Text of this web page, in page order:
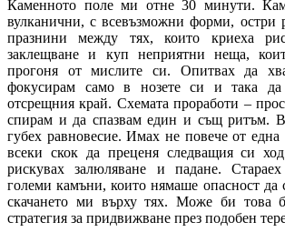
Каменното поле ми отне 30 минути.
вулканични, с всевъзможни форми, остри
празнини между тях, които криеха
заклещване и куп неприятни неща,
прогоня от мислите си. Опитвах да
фокусирам само в нозете си и така
отсрещния край. Схемата проработи –
спирам и да спазвам един и същ ритъм.
губех равновесие. Имах не повече от една
всеки скок да преценя следващия си
рискувах залюляване и падане.
големи камъни, които нямаше опасност да
скачането ми върху тях. Може би това
стратегия за придвижване през подобен